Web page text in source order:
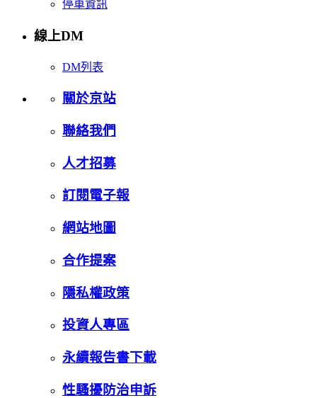
停車資訊
線上DM
DM列表
關於京站
聯絡我們
人才招募
訂閱電子報
網站地圖
合作提案
隱私權政策
投資人專區
永續報告書下載
性騷擾防治申訴